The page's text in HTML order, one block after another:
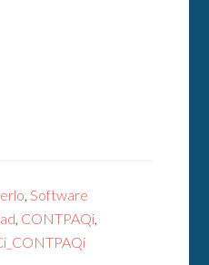
Software
CONTPAQi